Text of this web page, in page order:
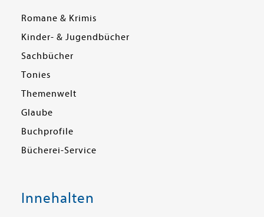
Romane & Krimis
Kinder- & Jugendbücher
Sachbücher
Tonies
Themenwelt
Glaube
Buchprofile
Bücherei-Service
Innehalten